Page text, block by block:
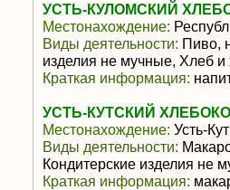
УСТЬ-КУЛОМСКИЙ
Местонахождение:
Виды деятельности: Пиво,
изделия не мучные, Хлеб
Краткая информация:
УСТЬ-КУТСКИЙ
Местонахождение: Усть-Кут
Виды деятельности:
Кондитерские изделия не
Краткая информация: